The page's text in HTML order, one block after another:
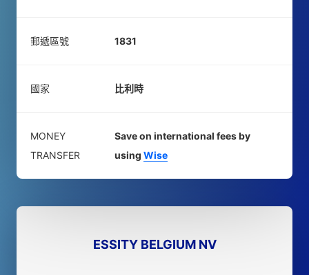
郵遞區號 1831
國家 比利時
MONEY
TRANSFER
Save on international fees by
using Wise
ESSITY BELGIUM NV